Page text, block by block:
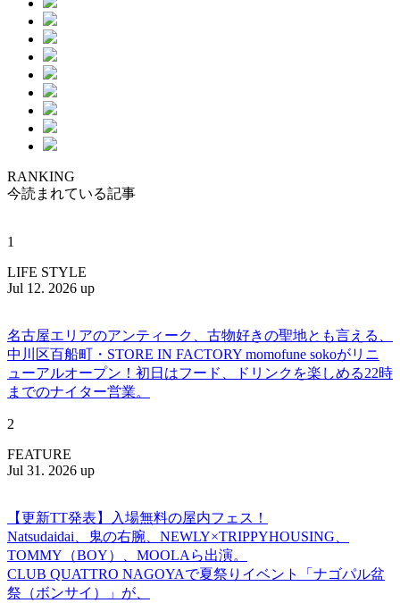
RANKING
今読まれている記事
1
LIFE STYLE
Jul 12. 2026 up
名古屋エリアのアンティーク、古物好きの聖地とも言える、
中川区百船町・STORE IN FACTORY momofune sokoがリニ
ューアルオープン！初日はフード、ドリンクを楽しめる22時
までのナイター営業。
2
FEATURE
Jul 31. 2026 up
【更新TT発表】入場無料の屋内フェス！
Natsudaidai、鬼の右腕、NEWLY×TRIPPYHOUSING、
TOMMY（BOY）、MOOLAら出演。
CLUB QUATTRO NAGOYAで夏祭りイベント「ナゴパル盆
祭（ボンサイ）」が、